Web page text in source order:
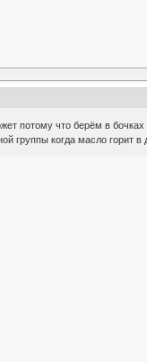
потому что берём в
группы когда масло горит в